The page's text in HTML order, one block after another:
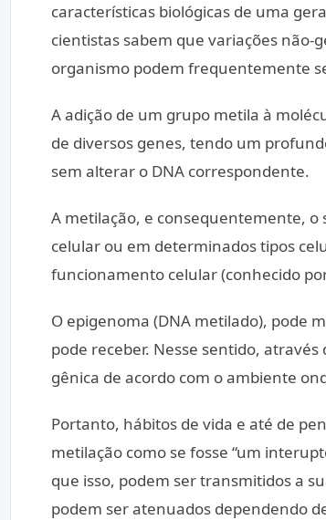
características biológicas de uma
cientistas sabem que variações não-
organismo podem frequentemente
A adição de um grupo metila à
de diversos genes, tendo um
sem alterar o DNA correspondente.
A metilação, e consequentemente,
celular ou em determinados tipos
funcionamento celular (conhecido
O epigenoma (DNA metilado), pode
pode receber. Nesse sentido,
gênica de acordo com o ambiente
Portanto, hábitos de vida e até de
metilação como se fosse “um
que isso, podem ser transmitidos a
podem ser atenuados dependendo